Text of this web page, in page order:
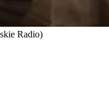
Radio)